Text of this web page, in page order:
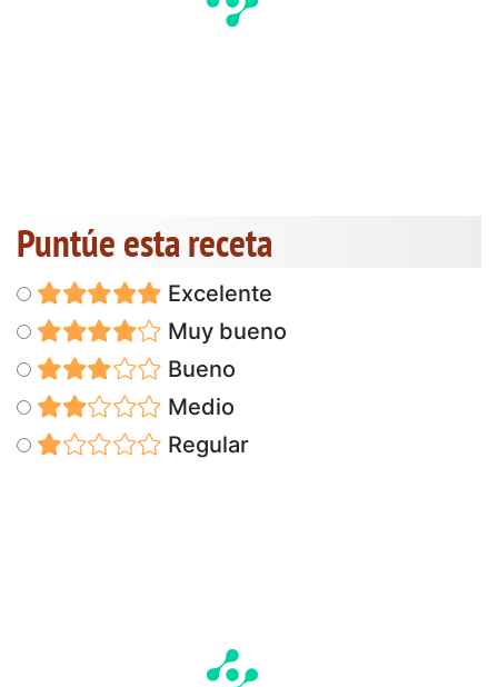
Puntúe esta receta
Excelente
Muy bueno
Bueno
Medio
Regular